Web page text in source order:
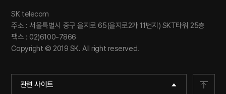
관련 사이트
SK telecom
주소 : 서울특별시 중구 을지로 65(을지로2가 11번지) SKT타워 25층
팩스 : 02)6100-7866
Copyright © 2019 SK. All right reserved.